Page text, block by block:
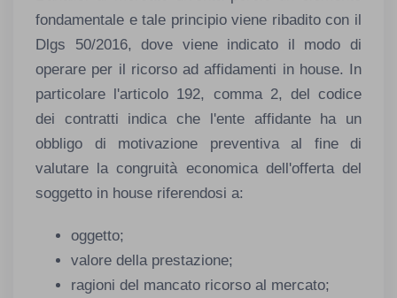
fondamentale e tale principio viene ribadito con il
Dlgs 50/2016, dove viene indicato il modo di
operare per il ricorso ad affidamenti in house. In
particolare l'articolo 192, comma 2, del codice
dei contratti indica che l'ente affidante ha un
obbligo di motivazione preventiva al fine di
valutare la congruità economica dell'offerta del
soggetto in house riferendosi a:
oggetto;
valore della prestazione;
ragioni del mancato ricorso al mercato;